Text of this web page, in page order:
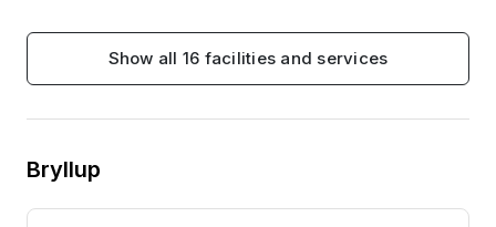
Show all 16 facilities and services
Bryllup